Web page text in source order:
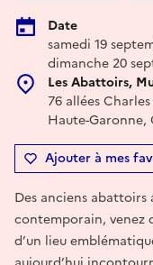
Date
samedi 19
dimanche 20
Les Abattoirs,
76 allées
Haute-Garonne,
Ajouter à mes
Des anciens abattoirs
contemporain, venez
d’un lieu